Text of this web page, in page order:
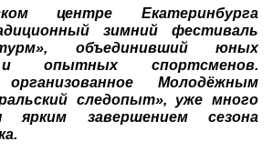
центре Екатеринбурга
зимний фестиваль
объединивший юных
и опытных спортсменов.
Молодёжным
следопыт», уже много
ярким завершением сезона